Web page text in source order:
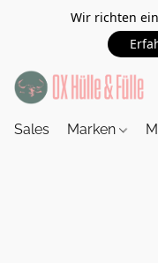
Wir richten
Sales Marken